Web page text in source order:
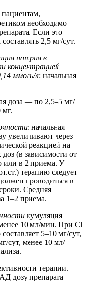
пациентам,
необходимо
Если это
2,5 мг/сут.
натрия в
концентрацией
ммоль/л: начальная
доза — по 2,5–5 мг/
мг.
: начальная
увеличивают через
реакцией на
(в зависимости от
или в 2 приема. У
терапию следует
проводиться в
Средняя
1–2 приема.
кумуляция
10 мл/мин. При Cl
5–10 мг/сут,
сут, менее 10 мл/
терапии.
дозу препарата